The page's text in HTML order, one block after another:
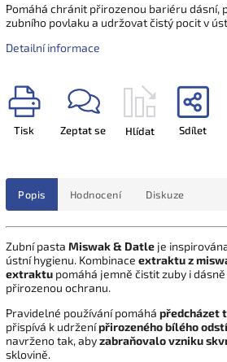
Pomáhá chránit přirozenou bariéru dásní,
zubního povlaku a udržovat čistý pocit v
Detailní informace
Tisk Zeptat se Hlídat Sdílet
Popis Hodnocení Diskuze
Zubní pasta Miswak & Datle je
ústní hygienu. Kombinace extraktu z
extraktu pomáhá jemně čistit zuby i
přirozenou ochranu.
Pravidelné používání pomáhá předcházet
přispívá k udrženípřirozeného bílého
navrženo tak, abyzabraňovalo vzniku
sklovině.